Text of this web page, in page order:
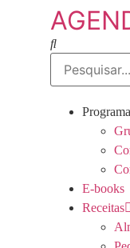
E-books
Receitas